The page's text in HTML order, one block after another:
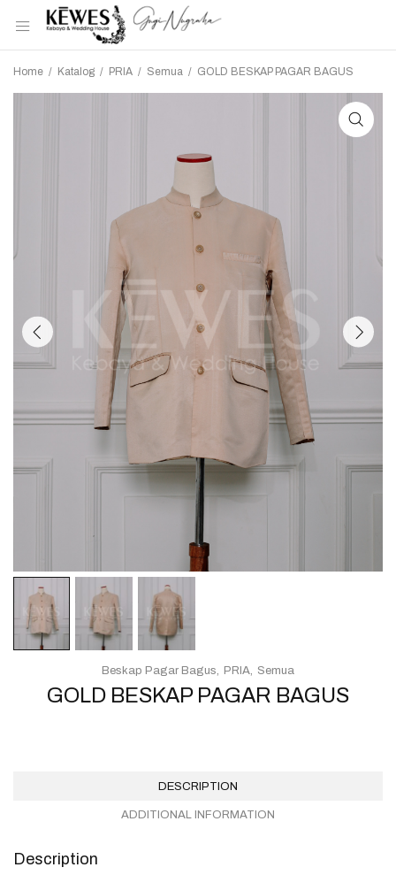
Home / Katalog / PRIA / Semua / GOLD BESKAP PAGAR BAGUS
GOLD BESKAP PAGAR BAGUS
Beskap Pagar Bagus PRIA Semua
DESCRIPTION
ADDITIONAL INFORMATION
Description